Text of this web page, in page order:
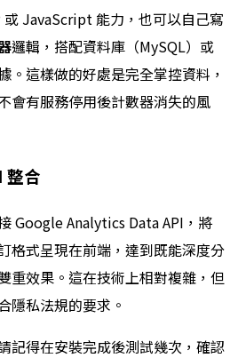
JavaScript 能力，也可以自己寫
邏輯，搭配資料庫（MySQL）或
。這樣做的好處是完全掌控資料，
會有服務停用後計數器消失的風
整合
Google Analytics Data API，將
格式呈現在前端，達到既能深度分
重效果。這在技術上相對複雜，但
隱私法規的要求。
記得在安裝完成後測試幾次，確認